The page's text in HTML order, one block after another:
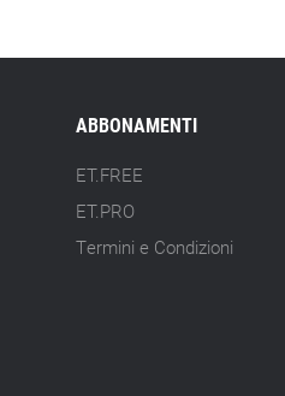
ABBONAMENTI
ET.FREE
ET.PRO
Termini e Condizioni